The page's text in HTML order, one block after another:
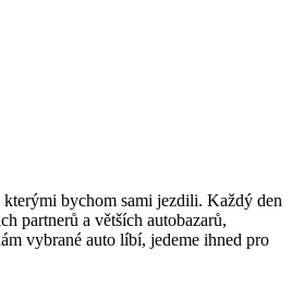
kterými bychom sami jezdili. Každý den
partnerů a větších autobazarů,
vybrané auto líbí, jedeme ihned pro